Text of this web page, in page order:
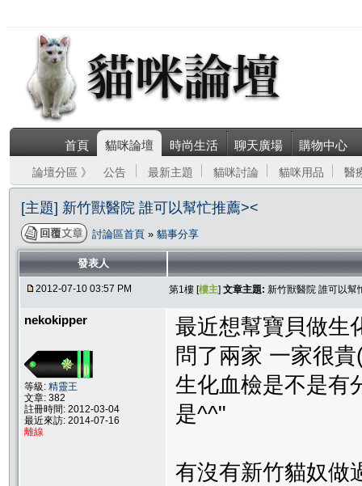
首頁 貓咪論壇 時尚生活 聊天廣場 購物中心
論壇分區 》 公告 最新主題 貓咪討論 貓咪用品 醫
[主題] 新竹獸醫院 誰可以幫忙推薦><
討論區首頁 » 貓事分享
發表人
2012-07-10 03:57 PM 第1樓 [樓主] 文章主題: 新竹獸醫院 誰可以幫
nekokipper
等級: 精靈王
文章: 382
註冊時間: 2012-03-04
最近來訪: 2014-07-16
離線
最近想幫寶貝做生
問了兩家 一家很
生化血檢是不是有
是^^"
有沒有新竹貓奴做